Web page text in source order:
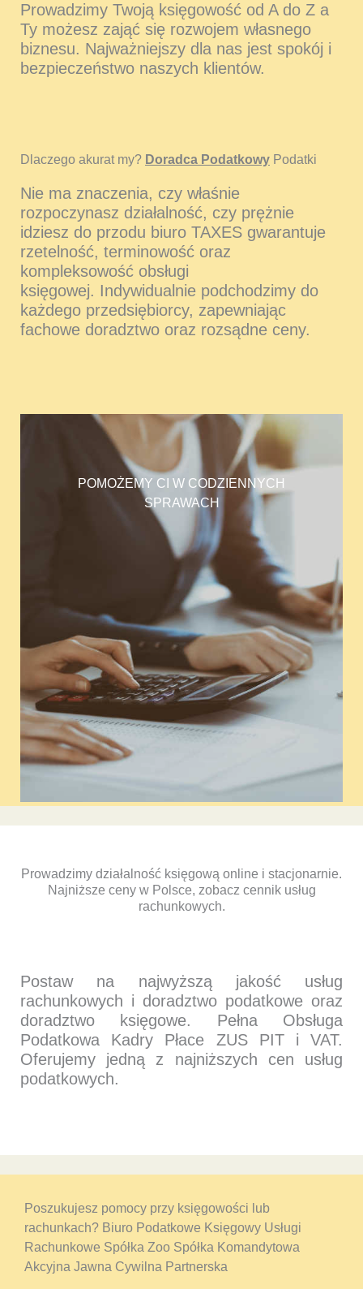
Prowadzimy Twoją księgowość od A do Z a
Ty możesz zająć się rozwojem własnego
biznesu. Najważniejszy dla nas jest spokój i
bezpieczeństwo naszych klientów.
Dlaczego akurat my? Doradca Podatkowy Podatki
Nie ma znaczenia, czy właśnie
rozpoczynasz działalność, czy prężnie
idziesz do przodu biuro TAXES gwarantuje
rzetelność, terminowość oraz
kompleksowość obsługi
księgowej. Indywidualnie podchodzimy do
każdego przedsiębiorcy, zapewniając
fachowe doradztwo oraz rozsądne ceny.
POMOŻEMY CI W CODZIENNYCH
SPRAWACH
Prowadzimy działalność księgową online i stacjonarnie.
Najniższe ceny w Polsce, zobacz cennik usług
rachunkowych.
Postaw na najwyższą jakość usług
rachunkowych i doradztwo podatkowe oraz
doradztwo księgowe. Pełna Obsługa
Podatkowa Kadry Płace ZUS PIT i VAT.
Oferujemy jedną z najniższych cen usług
podatkowych.
Poszukujesz pomocy przy księgowości lub
rachunkach? Biuro Podatkowe Księgowy Usługi
Rachunkowe Spółka Zoo Spółka Komandytowa
Akcyjna Jawna Cywilna Partnerska